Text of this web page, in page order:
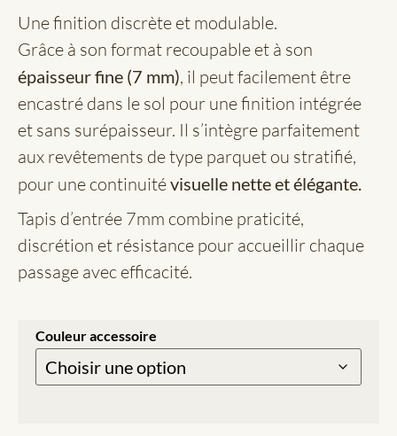
Une finition discrète et modulable.
Grâce à son format recoupable et à son
épaisseur fine (7 mm), il peut facilement être
encastré dans le sol pour une finition intégrée
et sans surépaisseur. Il s’intègre parfaitement
aux revêtements de type parquet ou stratifié,
pour une continuitévisuelle nette et élégante.
Tapis d’entrée 7mm combine praticité,
discrétion et résistance pour accueillir chaque
passage avec efficacité.
Couleur accessoire